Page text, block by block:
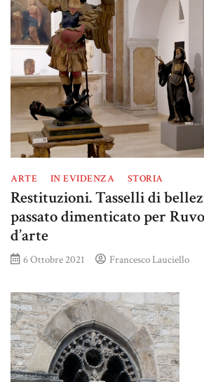
ARTE IN EVIDENZA STORIA
Restituzioni. Tasselli di
passato dimenticato per
d’arte
6 Ottobre 2021 Francesco Lauciello